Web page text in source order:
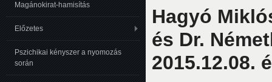
Hagyó
és Dr.
2015.12.08.
Magánokirat-hamisítás
Előzetes
Pszichikai kényszer a nyomozás
során